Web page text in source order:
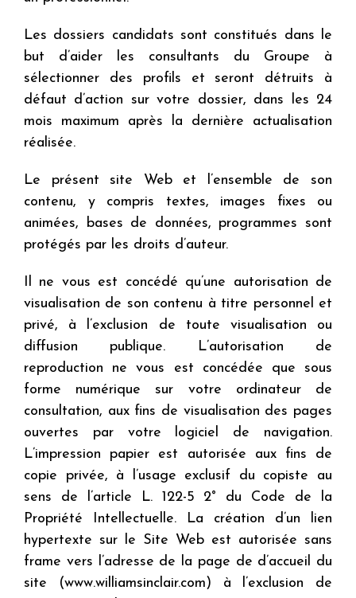
Les dossiers candidats sont constitués dans le
but d’aider les consultants du Groupe à
sélectionner des profils et seront détruits à
défaut d’action sur votre dossier, dans les 24
mois maximum après la dernière actualisation
réalisée.
Le présent site Web et l’ensemble de son
contenu, y compris textes, images fixes ou
animées, bases de données, programmes sont
protégés par les droits d’auteur.
Il ne vous est concédé qu’une autorisation de
visualisation de son contenu à titre personnel et
privé, à l’exclusion de toute visualisation ou
diffusion publique. L’autorisation de
reproduction ne vous est concédée que sous
forme numérique sur votre ordinateur de
consultation, aux fins de visualisation des pages
ouvertes par votre logiciel de navigation.
L’impression papier est autorisée aux fins de
copie privée, à l’usage exclusif du copiste au
sens de l’article L. 122-5 2° du Code de la
Propriété Intellectuelle. La création d’un lien
hypertexte sur le Site Web est autorisée sans
frame vers l’adresse de la page de d’accueil du
site (www.williamsinclair.com) à l’exclusion de